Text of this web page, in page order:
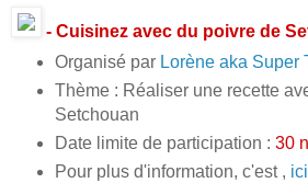
- Cuisinez avec du poivre de
Organisé par Lorène aka Super
Thème : Réaliser une recette
Setchouan
Date limite de participation : 30
Pour plus d'information, c'est ,